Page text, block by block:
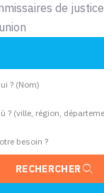
de
RECHERCHER